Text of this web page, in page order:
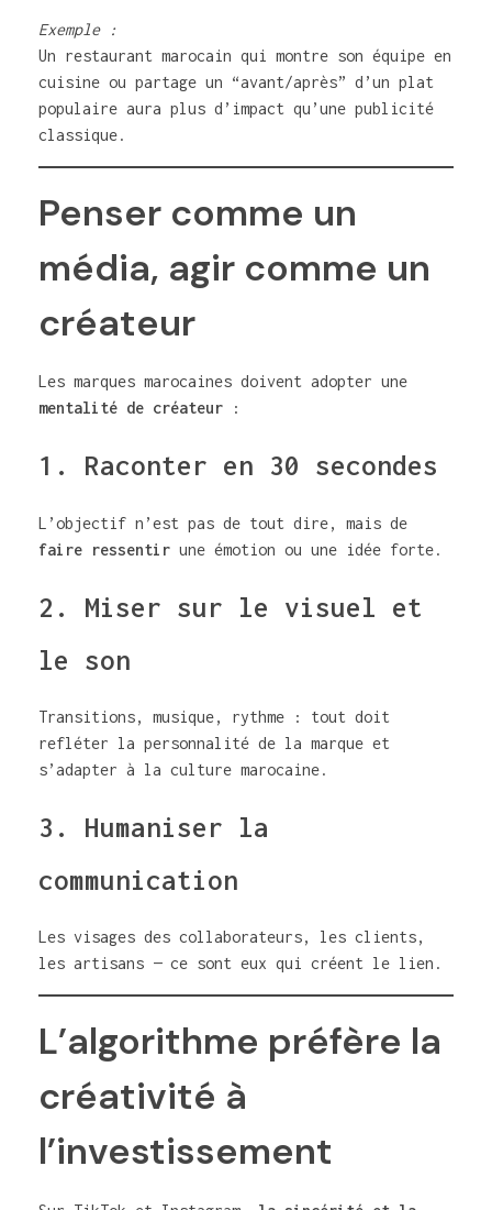
Exemple :
Un restaurant marocain qui montre son équipe en
cuisine ou partage un “avant/après” d’un plat
populaire aura plus d’impact qu’une publicité
classique.
Penser comme un
média, agir comme un
créateur
Les marques marocaines doivent adopter une
mentalité de créateur :
1. Raconter en 30 secondes
L’objectif n’est pas de tout dire, mais de
faire ressentir une émotion ou une idée forte.
2. Miser sur le visuel et
le son
Transitions, musique, rythme : tout doit
refléter la personnalité de la marque et
s’adapter à la culture marocaine.
3. Humaniser la
communication
Les visages des collaborateurs, les clients,
les artisans — ce sont eux qui créent le lien.
L’algorithme préfère la
créativité à
l’investissement